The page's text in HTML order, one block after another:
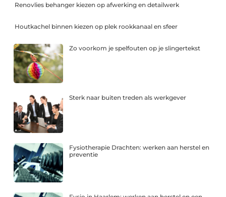
Renovlies behanger kiezen op afwerking en detailwerk
Houtkachel binnen kiezen op plek rookkanaal en sfeer
Zo voorkom je spelfouten op je slingertekst
Sterk naar buiten treden als werkgever
Fysiotherapie Drachten: werken aan herstel en
preventie